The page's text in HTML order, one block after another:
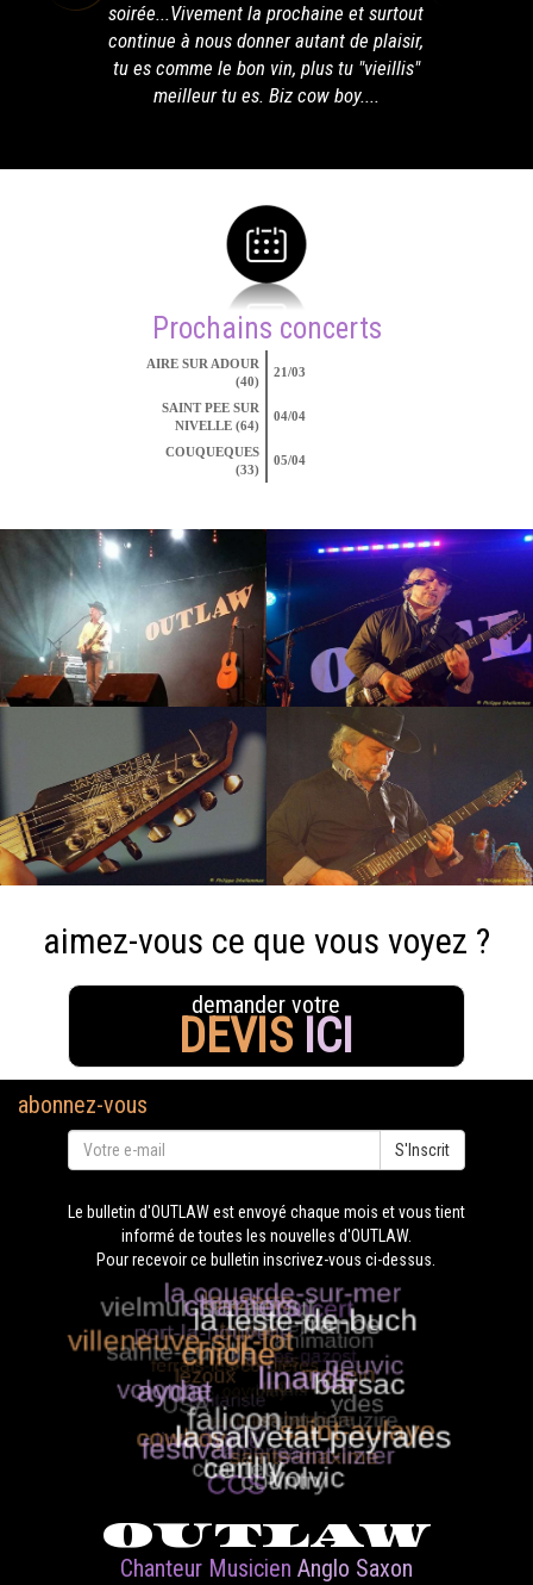
soirée...Vivement la prochaine et surtout
continue à nous donner autant de plaisir,
tu es comme le bon vin, plus tu "vieillis"
meilleur tu es. Biz cow boy....
Prochains concerts
AIRE SUR ADOUR
(40)
21/03
SAINT PEE SUR
NIVELLE (64)
04/04
COUQUEQUES
(33)
05/04
aimez-vous ce que vous voyez ?
demander votre
DEVIS ICI
abonnez-vous
S'Inscrit
Le bulletin d'OUTLAW est envoyé chaque mois et vous tient
informé de toutes les nouvelles d'OUTLAW.
Pour recevoir ce bulletin inscrivez-vous ci-dessus.
OUTLAW
Chanteur Musicien Anglo Saxon